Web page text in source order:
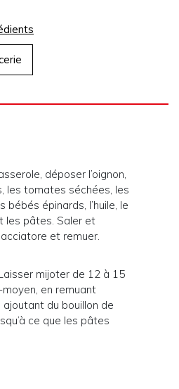
déposer l’oignon,
les tomates séchées, les
épinards, l’huile, le
les pâtes. Saler et
et remuer.
mijoter de 12 à 15
en remuant
du bouillon de
ce que les pâtes